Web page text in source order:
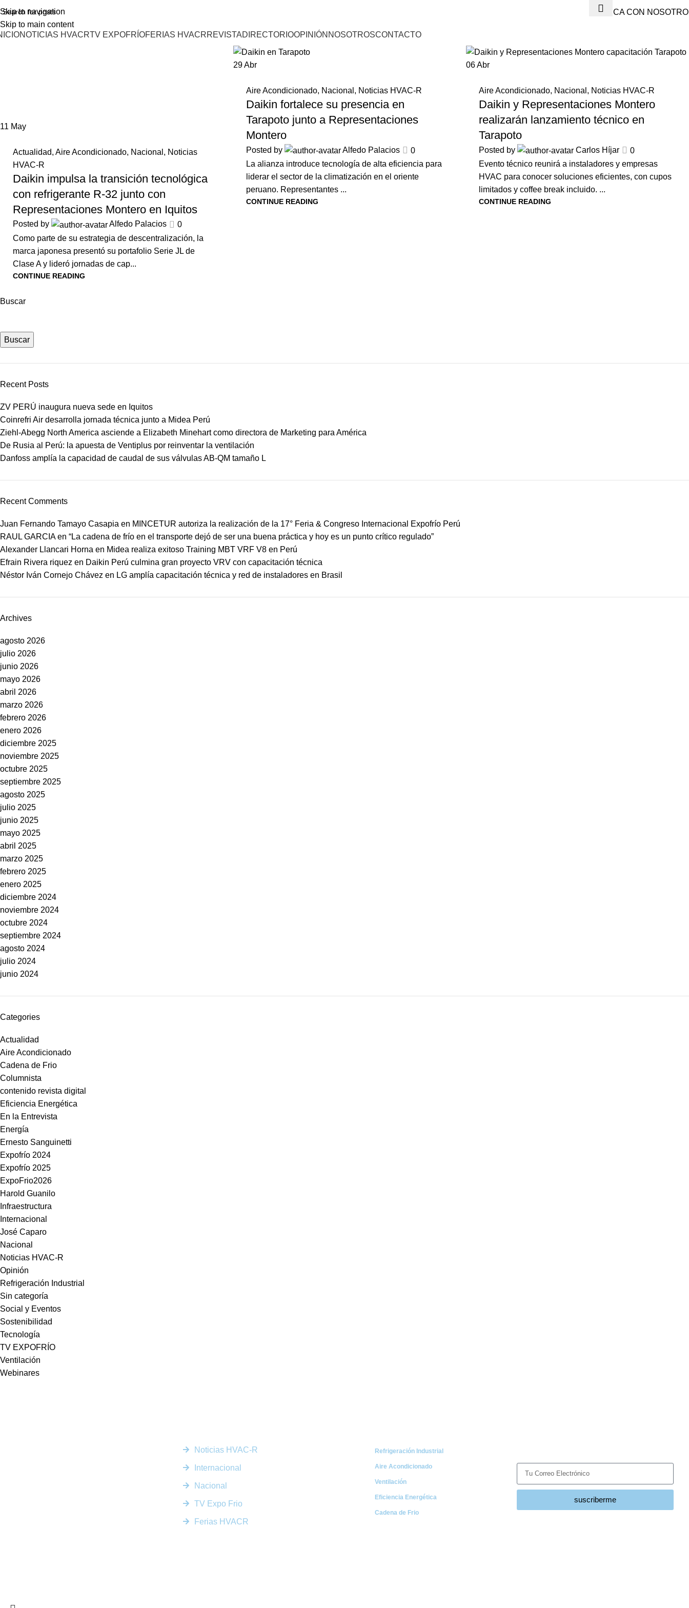
Skip to navigation
Skip to main content
PUBLICA CON
NOTICIAS HVACRTV EXPOFRÍOFERIAS HVACRREVISTADIRECTORIOOPINIÓN NOSOTROSCONTACTO
11 May
Actualidad, Aire Acondicionado, Nacional , Noticias
HVAC-R
Daikin impulsa la transición tecnológica
con refrigerante R-32 junto con
Representaciones Montero en Iquitos
Posted by Alfedo Palacios
0
Como parte de su estrategia de descentralización, la
marca japonesa presentó su portafolio Serie JL de
Clase A y lideró jornadas de cap...
CONTINUE READING
29Abr
Aire Acondicionado, Nacional , Noticias HVAC-R
Daikin fortalece su presencia en
Tarapoto junto a Representaciones
Montero
Posted by Alfedo Palacios
0
La alianza introduce tecnología de alta eficiencia para
liderar el sector de la climatización en el oriente
peruano. Representantes ...
CONTINUE READING
06Abr
Aire Acondicionado, Nacional , Noticias HVAC-R
Daikin y Representaciones Montero
realizarán lanzamiento técnico en
Tarapoto
Posted by Carlos Híjar
0
Evento técnico reunirá a instaladores y empresas
HVAC para conocer soluciones eficientes, con cupos
limitados y coffee break incluido. ...
CONTINUE READING
Buscar
Buscar
Recent Posts
ZV PERÚ inaugura nueva sede en Iquitos
Coinrefri Air desarrolla jornada técnica junto a Midea Perú
Ziehl-Abegg North America asciende a Elizabeth Minehart como directora de Marketing para América
De Rusia al Perú: la apuesta de Ventiplus por reinventar la ventilación
Danfoss amplía la capacidad de caudal de sus válvulas AB-QM tamaño L
Recent Comments
Juan Fernando Tamayo Casapia en MINCETUR autoriza la realización de la 17° Feria & Congreso Internacional Expofrío Perú
RAUL GARCIAen “La cadena de frío en el transporte dejó de ser una buena práctica y hoy es un punto crítico regulado”
Alexander Llancari Horna en Midea realiza exitoso Training MBT VRF V8 en Perú
Efrain Rivera riquez en Daikin Perú culmina gran proyecto VRV con capacitación técnica
Néstor Iván Cornejo Chávez en LG amplía capacitación técnica y red de instaladores en Brasil
Archives
agosto 2026
julio 2026
junio 2026
mayo 2026
abril 2026
marzo 2026
febrero 2026
enero 2026
diciembre 2025
noviembre 2025
octubre 2025
septiembre 2025
agosto 2025
julio 2025
junio 2025
mayo 2025
abril 2025
marzo 2025
febrero 2025
enero 2025
diciembre 2024
noviembre 2024
octubre 2024
septiembre 2024
agosto 2024
julio 2024
junio 2024
Categories
Actualidad
Aire Acondicionado
Cadena de Frio
Columnista
contenido revista digital
Eficiencia Energética
En la Entrevista
Energía
Ernesto Sanguinetti
Expofrío 2024
Expofrío 2025
ExpoFrio2026
Harold Guanilo
Infraestructura
Internacional
José Caparo
Nacional
Noticias HVAC-R
Opinión
Refrigeración Industrial
Sin categoría
Social y Eventos
Sostenibilidad
Tecnología
TV EXPOFRÍO
Ventilación
Webinares
Noticias HVAC-R
Internacional
Nacional
TV Expo Frio
Ferias HVACR
Refrigeración Industrial
Aire Acondicionado
Ventilación
Eficiencia Energética
Cadena de Frio
suscriberme